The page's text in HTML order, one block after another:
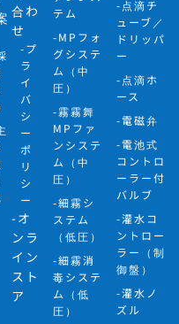
合わ
せ
-プ
ラ
イ
バ
シ
ー
ポ
リ
シ
ー
-オ
ンラ
イン
スト
ア
テム
-MPフォ
グシステ
ム（中
圧）
-霧霧舞
MPファ
ンシステ
ム（中
圧）
-細霧シ
ステム
（低圧）
-細霧消
毒システ
ム（低
圧）
-点滴チ
ューブ／
ドリッパ
ー
-点滴ホ
ース
-電磁弁
-電池式
コントロ
ーラー付
バルブ
-灌水コ
ントロー
ラー（制
御盤）
-灌水ノ
ズル